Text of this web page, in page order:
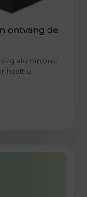
ontvang de
aluminium,
heeft u